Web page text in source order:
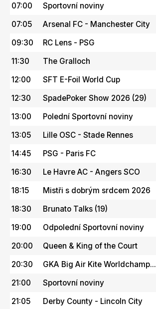
07:00
Sportovní noviny
07:05
Arsenal FC - Manchester City
09:30
RC Lens - PSG
11:30
The Gralloch
12:00
SFT E-Foil World Cup
12:30
SpadePoker Show 2026 (29)
13:00
Polední Sportovní noviny
13:05
Lille OSC - Stade Rennes
14:45
PSG - Paris FC
16:30
Le Havre AC - Angers SCO
18:15
Mistři s dobrým srdcem 2026
18:30
Brunato Talks (19)
19:00
Odpolední Sportovní noviny
20:00
Queen & King of the Court
20:30
GKA Big Air Kite Worldchamp...
21:00
Sportovní noviny
21:05
Derby County - Lincoln City